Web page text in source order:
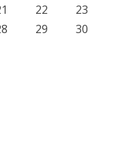
22
23
29
30